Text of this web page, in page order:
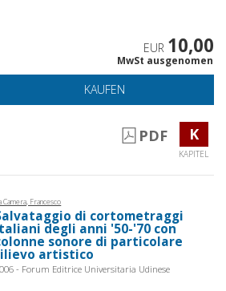
EUR 10,00
MwSt ausgenomen
KAUFEN
PDF K
KAPITEL
Camera, Francesco
di cortometraggi
degli anni '50-'70 con
sonore di particolare
artistico
- Forum Editrice Universitaria Udinese